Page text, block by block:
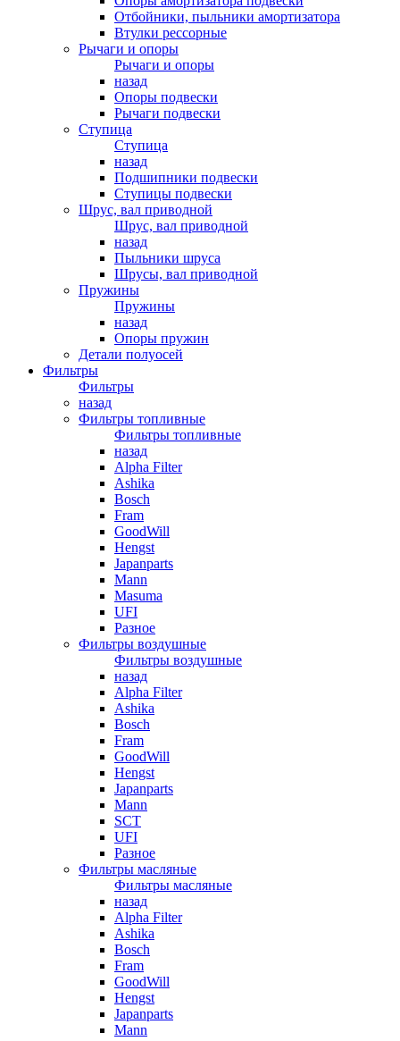
Отбойники, пыльники амортизатора
Втулки рессорные
Рычаги и опоры
Рычаги и опоры
назад
Опоры подвески
Рычаги подвески
Ступица
Ступица
назад
Подшипники подвески
Ступицы подвески
Шрус, вал приводной
Шрус, вал приводной
назад
Пыльники шруса
Шрусы, вал приводной
Пружины
Пружины
назад
Опоры пружин
Детали полуосей
Фильтры
Фильтры
назад
Фильтры топливные
Фильтры топливные
назад
Alpha Filter
Ashika
Bosch
Fram
GoodWill
Hengst
Japanparts
Mann
Masuma
UFI
Разное
Фильтры воздушные
Фильтры воздушные
назад
Alpha Filter
Ashika
Bosch
Fram
GoodWill
Hengst
Japanparts
Mann
SCT
UFI
Разное
Фильтры масляные
Фильтры масляные
назад
Alpha Filter
Ashika
Bosch
Fram
GoodWill
Hengst
Japanparts
Mann